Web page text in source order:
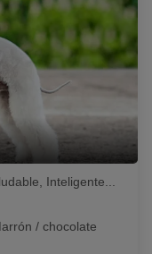
Inteligente...
/ chocolate